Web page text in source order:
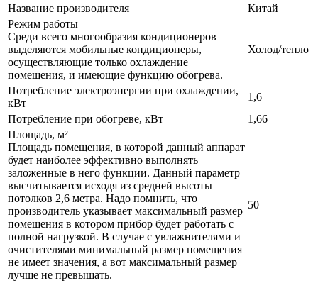
Название производителя
Китай
Режим работы
Среди всего многообразия кондиционеров
выделяются мобильные кондиционеры,
осуществляющие только охлаждение
помещения, и имеющие функцию обогрева.
Холод/тепло
Потребление электроэнергии при охлаждении,
кВт
1,6
Потребление при обогреве, кВт
1,66
Площадь, м²
Площадь помещения, в которой данный аппарат
будет наиболее эффективно выполнять
заложенные в него функции. Данный параметр
высчитывается исходя из средней высоты
потолков 2,6 метра. Надо помнить, что
производитель указывает максимальный размер
помещения в котором прибор будет работать с
полной нагрузкой. В случае с увлажнителями и
очистителями минимальный размер помещения
не имеет значения, а вот максимальный размер
лучше не превышать.
50